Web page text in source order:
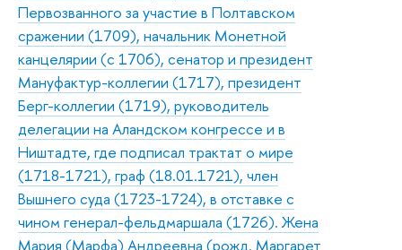
Первозванного за участие в Полтавском
сражении (1709), начальник Монетной
канцелярии (с 1706), сенатор и президент
Мануфактур-коллегии (1717), президент
Берг-коллегии (1719), руководитель
делегации на Аландском конгрессе и в
Ништадте, где подписал трактат о мире
(1718-1721), граф (18.01.1721), член
Вышнего суда (1723-1724), в отставке с
чином генерал-фельдмаршала (1726). Жена
Мария (Марфа) Андреевна (рожд. Маргарет